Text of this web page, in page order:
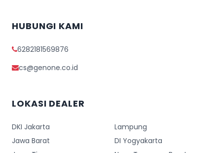
HUBUNGI KAMI
6282181569876
cs@genone.co.id
LOKASI DEALER
DKI Jakarta
Lampung
Jawa Barat
DI Yogyakarta